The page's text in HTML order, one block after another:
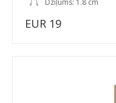
EUR 19